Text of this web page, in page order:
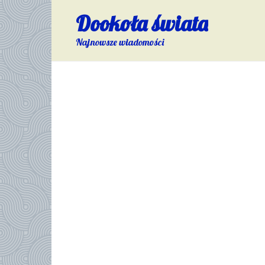
Skip
to
content
Dookoła świata
Najnowsze wiadomości